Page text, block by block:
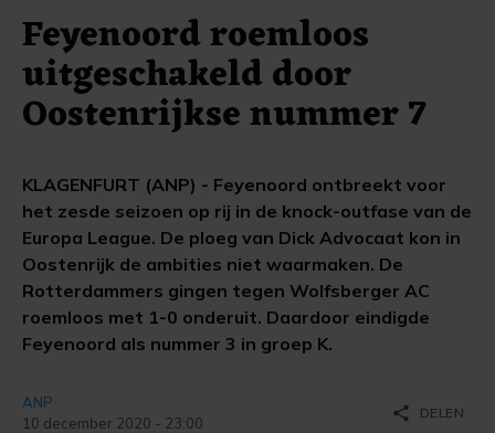
Feyenoord roemloos
uitgeschakeld door
Oostenrijkse nummer 7
KLAGENFURT (ANP) - Feyenoord ontbreekt voor
het zesde seizoen op rij in de knock-outfase van de
Europa League. De ploeg van Dick Advocaat kon in
Oostenrijk de ambities niet waarmaken. De
Rotterdammers gingen tegen Wolfsberger AC
roemloos met 1-0 onderuit. Daardoor eindigde
Feyenoord als nummer 3 in groep K.
ANP
10 december 2020 - 23:00
share DELEN